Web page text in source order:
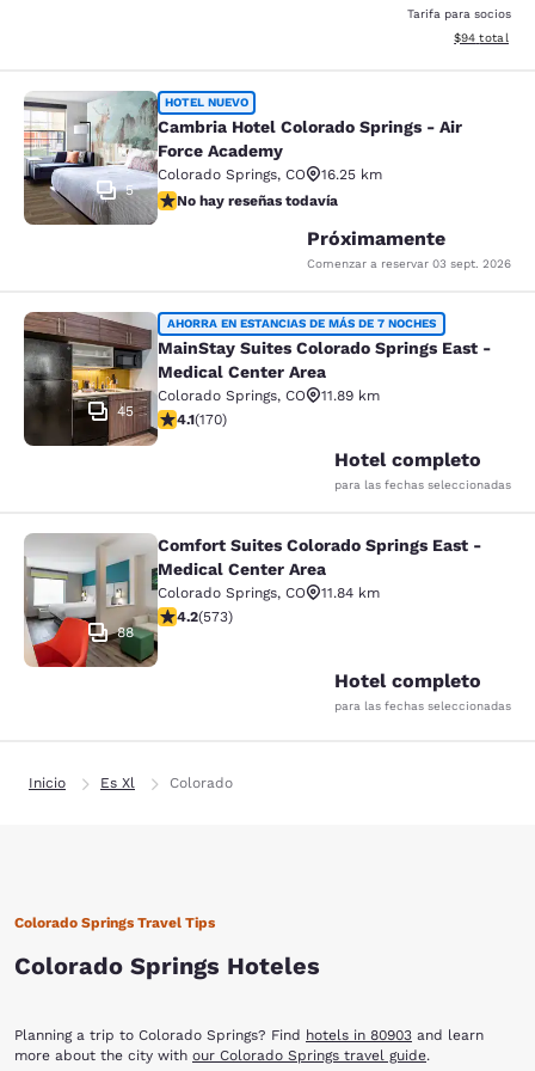
Tarifa para socios
Ver detalles
$94 total
Cambria Hotel Colorado Springs -
5
HOTEL NUEVO
Cambria Hotel Colorado Springs - Air
Force Academy
Colorado Springs, CO
16.25 km
No hay reseñas todavía
No hay reseñas todavía
Próximamente
Comenzar a reservar 03 sept. 2026
MainStay Suites Colorado Springs
45
AHORRA EN ESTANCIAS DE MÁS DE 7 NOCHES
MainStay Suites Colorado Springs East -
Medical Center Area
Colorado Springs, CO
11.89 km
calificación de 4.12 estrellas. Muy bueno. 170 reseñas
4.1(170)
Hotel completo
para las fechas seleccionadas
Comfort Suites Colorado Springs
88
Comfort Suites Colorado Springs East -
Medical Center Area
Colorado Springs, CO
11.84 km
calificación de 4.23 estrellas. Excelente. 573 reseñas
4.2(573)
Hotel completo
para las fechas seleccionadas
Inicio Es Xl Colorado
Colorado Springs Travel Tips
Colorado Springs Hoteles
Planning a trip to Colorado Springs? Find hotels in 80903 and learn
more about the city with our Colorado Springs travel guide.